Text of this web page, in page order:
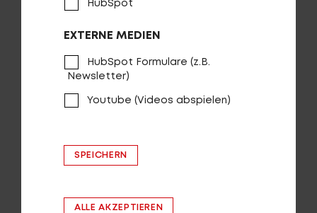
Spider Boost E-MTB
HubSpot
EXTERNE MEDIEN
HubSpot Formulare (z.B.
Newsletter)
Youtube (Videos abspielen)
SPEICHERN
ALLE AKZEPTIEREN